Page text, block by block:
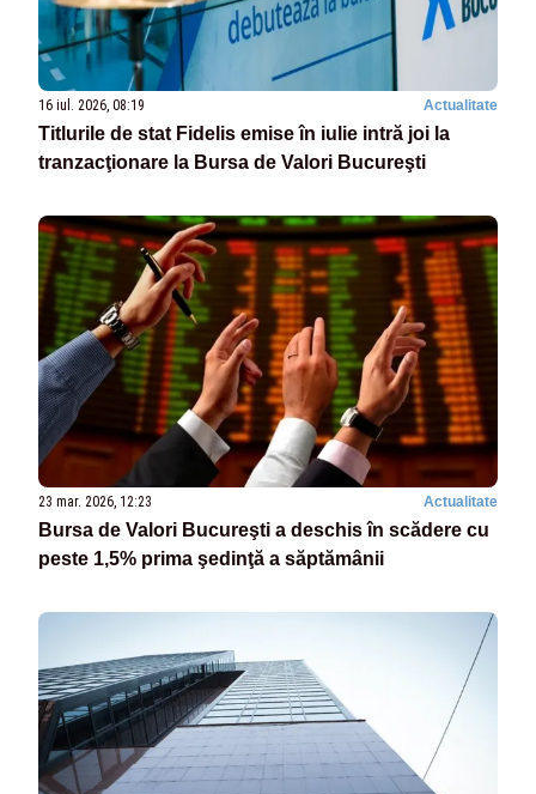
16 iul. 2026, 08:19 Actualitate
Titlurile de stat Fidelis emise în iulie intră joi la
tranzacţionare la Bursa de Valori Bucureşti
23 mar. 2026, 12:23 Actualitate
Bursa de Valori Bucureşti a deschis în scădere cu
peste 1,5% prima şedinţă a săptămânii